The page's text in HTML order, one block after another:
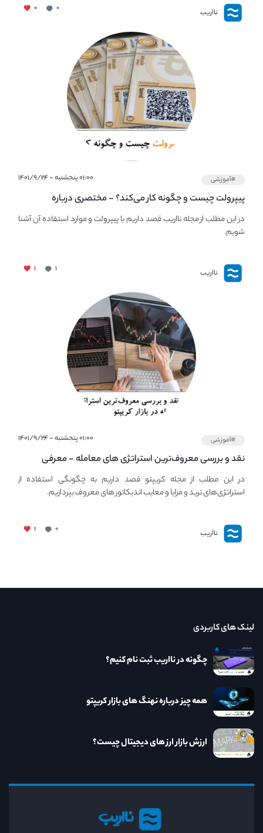
نااریب ۰ ۰
#آموزشی ۰۱:۰۰ پنجشنبه - ۱۴۰۱/۹/۲۴
پیپر‌ولت چیست و چگونه کار می‌کند؟ - مختصری درباره
PaperWallet
در این مطلب از مجله نااریب قصد داریم با پیپر‌ولت و موارد استفاده آن آشنا
شویم.
نااریب ۱ ۱
#آموزشی ۰۱:۰۰ پنجشنبه - ۱۴۰۱/۹/۲۴
نقد و بررسی معروف‌ترین استراتژی های معامله - معرفی
استراتژی های مهم ترید در بازار کریپتو
در این مطلب از مجله کریپتو قصد داریم به چگونگی استفاده از
استراتژی‌های ترید و مزایا و معایب اندیکاتور های معروف بپردازیم.
نااریب ۰ ۱
نااریب
لینک های کاربردی
چگونه در نااریب ثبت نام کنیم؟
همه چیز درباره نهنگ های بازار کریپتو
ارزش بازار ارز های دیجیتال چیست؟